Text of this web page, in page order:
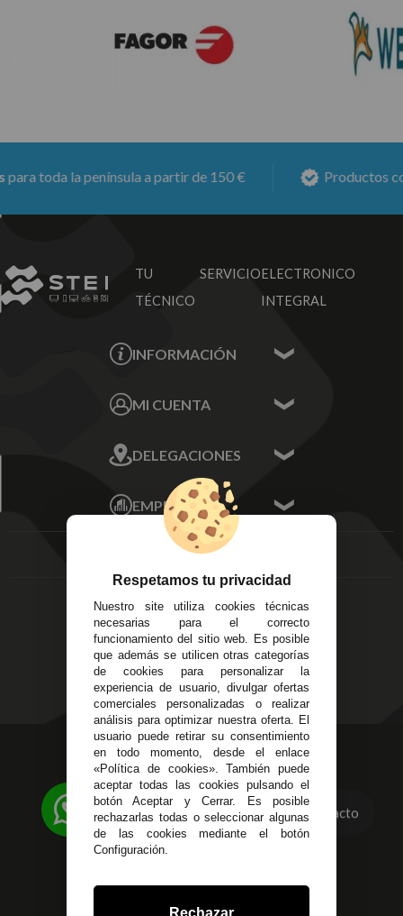
toda la península a partir de 150 € Productos con
TU SERVICIO
TÉCNICO
ELECTRONICO
INTEGRAL
INFORMACIÓN
Sobre nosotros
MI CUENTA
Mis Direcciones
Mis Pedidos
Mis favoritos
FAQ's
DELEGACIONES
Écija - Sevilla
Av. Plaza de Toros.
Local 3
Córdoba
14
Alzira - Valencia
C/ Esplugues, 135
EMPRESA
Aviso Legal
Devoluciones
Política de Privacidad
Pago Seguro
Terminos y
Condiciones Generales
Políticas de Cookies
623 23 31 98
Atendemos Whatsapp
955 44 45 43/955 44 45 44
info@steielectronica.com
Avenida Plaza de Toros,
Local 3 Écija (Sevilla)
Contacto
Respetamos tu privacidad
Nuestro site utiliza cookies técnicas
necesarias para el correcto
funcionamiento del sitio web. Es posible
que además se utilicen otras categorías
de cookies para personalizar la
experiencia de usuario, divulgar ofertas
comerciales personalizadas o realizar
análisis para optimizar nuestra oferta. El
usuario puede retirar su consentimiento
en todo momento, desde el enlace
«Política de cookies». También puede
aceptar todas las cookies pulsando el
botón Aceptar y Cerrar. Es posible
rechazarlas todas o seleccionar algunas
de las cookies mediante el botón
Configuración.
Rechazar